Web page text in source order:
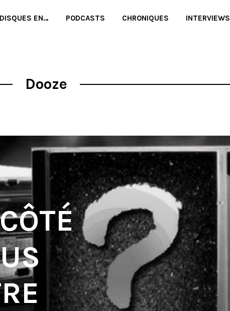
EN… PODCASTS CHRONIQUES INTERVIEWS
Dooze